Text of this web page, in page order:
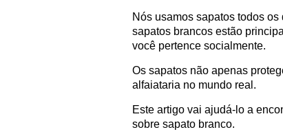
Nós usamos sapatos todos
sapatos brancos estão
você pertence socialmente.
Os sapatos não apenas
alfaiataria no mundo real.
Este artigo vai ajudá-lo a
sobre sapato branco.